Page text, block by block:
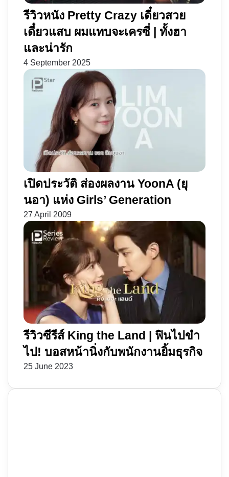
รีวิวหนัง Pretty Crazy เดี๋ยวสวย
เดี๋ยวแสบ ผมแทบจะเครซี่ | ทั้งฮา
และน่ารัก
4 September 2025
เปิดประวัติ ส่องผลงาน YoonA (ยุ
นอา) แห่ง Girls’ Generation
27 April 2009
รีวิวซีรีส์ King the Land | ฟินไปขำ
ไป! บอสหน้านิ่งกับพนักงานยิ้มธุรกิจ
25 June 2023